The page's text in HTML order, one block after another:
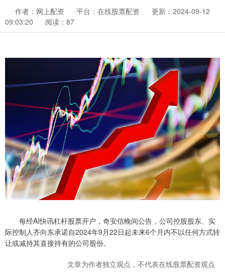
作者：网上配资 平台：在线股票配资
更新：2024-09-12
09:03:20
阅读：87
每经AI快讯杠杆股票开户，奇安信晚间公告，公司控股股东、实
际控制人齐向东承诺自2024年9月22日起未来6个月内不以任何方式转
让或减持其直接持有的公司股份。
文章为作者独立观点，不代表在线股票配资观点